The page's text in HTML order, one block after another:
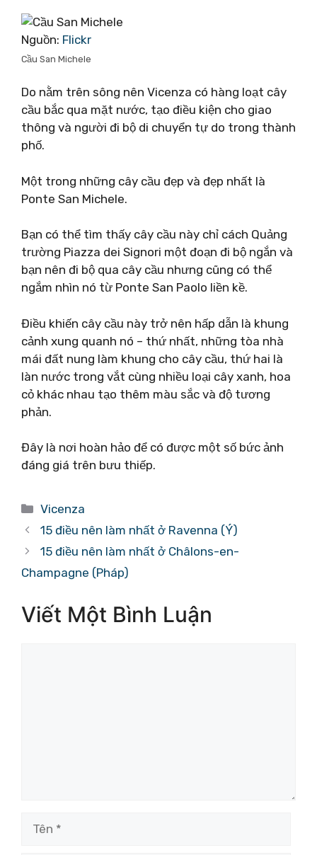
Nguồn: Flickr
Cầu San Michele
Do nằm trên sông nên Vicenza có hàng loạt cây
cầu bắc qua mặt nước, tạo điều kiện cho giao
thông và người đi bộ di chuyển tự do trong thành
phố.
Một trong những cây cầu đẹp và đẹp nhất là
Ponte San Michele.
Bạn có thể tìm thấy cây cầu này chỉ cách Quảng
trường Piazza dei Signori một đoạn đi bộ ngắn và
bạn nên đi bộ qua cây cầu nhưng cũng có thể
ngắm nhìn nó từ Ponte San Paolo liền kề.
Điều khiến cây cầu này trở nên hấp dẫn là khung
cảnh xung quanh nó – thứ nhất, những tòa nhà
mái đất nung làm khung cho cây cầu, thứ hai là
làn nước trong vắt cùng nhiều loại cây xanh, hoa
cỏ khác nhau tạo thêm màu sắc và độ tương
phản.
Đây là nơi hoàn hảo để có được một số bức ảnh
đáng giá trên bưu thiếp.
Danh
mục
Vicenza
15 điều nên làm nhất ở Ravenna (Ý)
15 điều nên làm nhất ở Châlons-en-
Champagne (Pháp)
Viết Một Bình Luận